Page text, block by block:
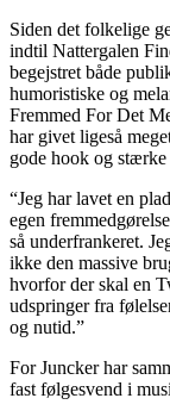
Siden det folkelige
indtil Nattergalen
begejstret både
humoristiske og
Fremmed For Det
har givet ligeså
gode hook og
“Jeg har lavet en
egen
så underfrankeret.
ikke den massive
hvorfor der skal en
udspringer fra
og nutid.”
For Juncker har
fast følgesvend i